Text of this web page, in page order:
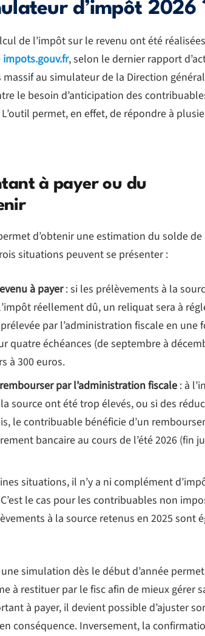
d’impôt 2026
de l’impôt sur le revenu ont été
impots.gouv.fr, selon le dernier rapport
au simulateur de la Direction
le besoin d’anticipation des
permet, en effet, de répondre à
à payer ou du
d’obtenir une estimation du solde de
situations peuvent se présenter :
à payer: si les prélèvements à la
réellement dû, un reliquat sera à
par l’administration fiscale en une
quatre échéances (de septembre à
à 300 euros.
par l’administration fiscale : à
source ont été trop élevés, ou si des
le contribuable bénéficie d’un
bancaire au cours de l’été 2026 (fin
situations, il n’y a ni complément
le cas pour les contribuables non
à la source retenus en 2025 sont
simulation dès le début d’année
à restituer par le fisc afin de mieux gérer
à payer, il devient possible d’ajuster
conséquence. Inversement, la